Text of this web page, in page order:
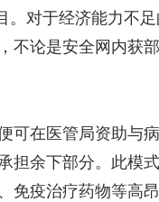
对于经济能力不
不论是安全网内获
可在医管局资助
担余下部分。此
免疫治疗药物等高